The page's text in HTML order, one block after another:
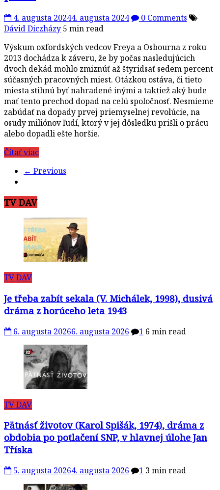
4. augusta 20244. augusta 2024
0 Comments
Dávid Diczházy 5 min read
Výskum oxfordských vedcov Freya a Osbourna z roku
2013 dochádza k záveru, že by počas nasledujúcich
dvoch dekád mohlo zmiznúť až štyridsať sedem percent
súčasných pracovných miest. Otázkou ostáva, či tieto
miesta stihnú byť nahradené inými a taktiež aký bude
mať tento prechod dopad na celú spoločnosť. Nesmieme
zabúdať na dopady prvej priemyselnej revolúcie, na
osudy miliónov ľudí, ktorý v jej dôsledku prišli o prácu
alebo dopadli ešte horšie.
Čítať viac
← Previous
TV DAV
TV DAV
Je třeba zabít sekala (V. Michálek, 1998), dusivá
dráma z horúceho leta 1943
6. augusta 20266. augusta 2026 1 6 min read
TV DAV
Pätnásť životov (Karol Spišák, 1974), dráma z
obdobia po potlačení SNP, v hlavnej úlohe Jan
Tříska
5. augusta 20264. augusta 2026 1 3 min read